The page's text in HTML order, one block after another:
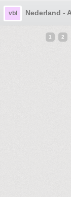
vbl Nederland -
1 2